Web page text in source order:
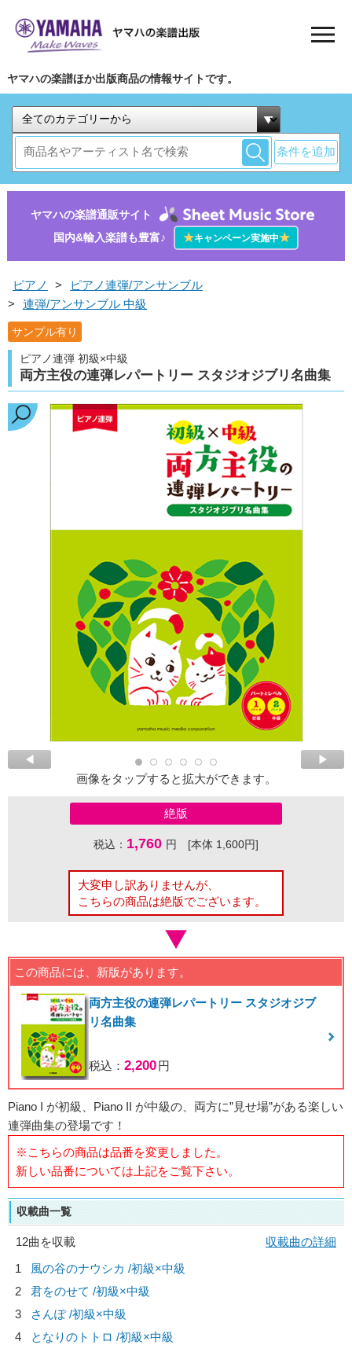
ヤマハの楽譜ほか出版商品の情報サイトです。
条件を追加
ヤマハの楽譜通販サイト
国内&輸入楽譜も豊富♪
★キャンペーン実施中★
ピアノ >
ピアノ連弾/アンサンブル
>
連弾/アンサンブル 中級
サンプル有り
ピアノ連弾 初級×中級
両方主役の連弾レパートリー スタジオジブリ名曲集
画像をタップすると拡大ができます。
絶版
税込： 1,760 円 [本体 1,600円]
大変申し訳ありませんが、
こちらの商品は絶版でございます。
この商品には、新版があります。
両方主役の連弾レパートリー スタジオジブ
リ名曲集
税込： 2,200円
Piano I が初級、Piano II が中級の、両方に”見せ場”がある楽しい
連弾曲集の登場です！
※こちらの商品は品番を変更しました。
新しい品番については上記をご覧下さい。
収載曲一覧
12曲を収載
収載曲の詳細
1
風の谷のナウシカ /初級×中級
2
君をのせて /初級×中級
3
さんぽ /初級×中級
4
となりのトトロ /初級×中級